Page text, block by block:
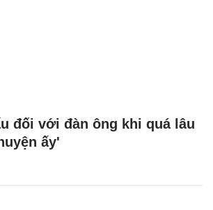
đối với đàn ông khi quá lâu
ấy'